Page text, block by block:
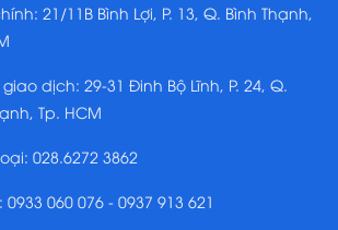
21/11B Bình Lợi, P. 13, Q. Bình Thạnh,
dịch: 29-31 Đinh Bộ Lĩnh, P. 24, Q.
Tp. HCM
028.6272 3862
0933 060 076 - 0937 913 621